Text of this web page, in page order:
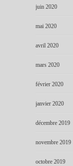
juin 2020
mai 2020
avril 2020
mars 2020
février 2020
janvier 2020
décembre 2019
novembre 2019
octobre 2019